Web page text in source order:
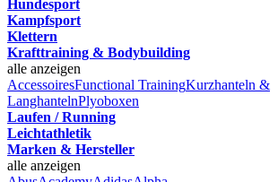
Hundesport
Kampfsport
Klettern
Krafttraining & Bodybuilding
alle anzeigen
AccessoiresFunctional TrainingKurzhanteln &
LanghantelnPlyoboxen
Laufen / Running
Leichtathletik
Marken & Hersteller
alle anzeigen